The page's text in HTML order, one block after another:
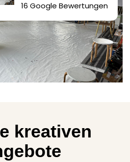
16 Google Bewertungen
kreativen